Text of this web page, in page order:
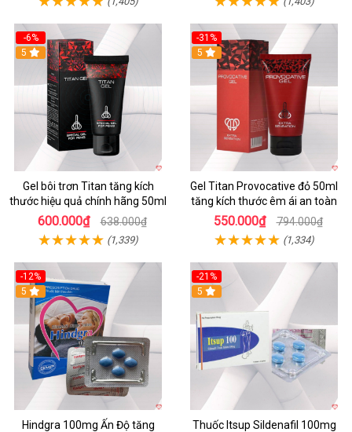
-6%
5
Gel bôi trơn Titan tăng kích
thước hiệu quả chính hãng 50ml
600.000₫ 638.000₫
(1,339)
-31%
Hot
5
Gel Titan Provocative đỏ 50ml
tăng kích thước êm ái an toàn
550.000₫ 794.000₫
(1,334)
-12%
5
Hindgra 100mg Ấn Độ tăng
-21%
5
Thuốc Itsup Sildenafil 100mg